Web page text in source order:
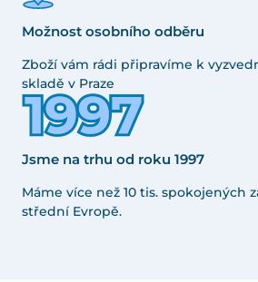
Možnost osobního odběru
Zboží vám rádi připravíme k
skladě v Praze
Jsme na trhu od roku 1997
Máme více než 10 tis. spokojených
střední Evropě.